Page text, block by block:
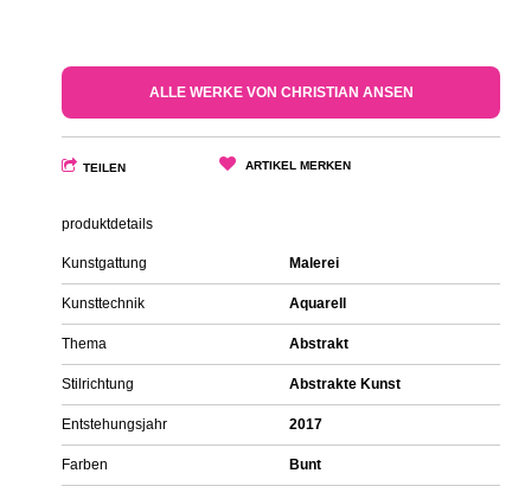
ALLE WERKE VON CHRISTIAN ANSEN
TEILEN ARTIKEL MERKEN
produktdetails
Kunstgattung Malerei
Kunsttechnik Aquarell
Thema Abstrakt
Stilrichtung Abstrakte Kunst
Entstehungsjahr 2017
Farben Bunt